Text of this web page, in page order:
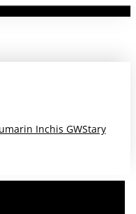
Inchis GWStary